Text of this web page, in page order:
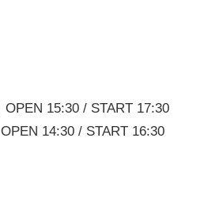
OPEN 15:30 / START 17:30
14:30 / START 16:30